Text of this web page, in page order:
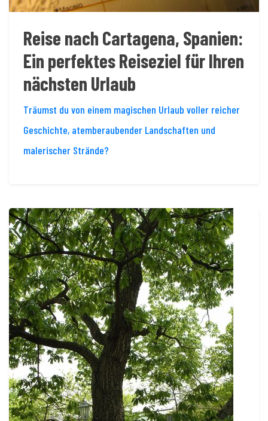
Reise nach Cartagena, Spanien:
Ein perfektes Reiseziel für Ihren
nächsten Urlaub
Träumst du von einem magischen Urlaub voller reicher
Geschichte, atemberaubender Landschaften und
malerischer Strände?